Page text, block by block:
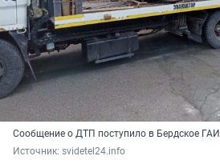
Сообщение о ДТП поступило в Бердское ГАИ
Источник: svidetel24.info